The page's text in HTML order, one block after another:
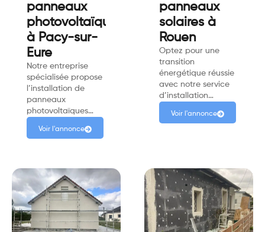
panneaux
photovoltaïques
à Pacy-sur-
Eure
Notre entreprise
spécialisée propose
l’installation de
panneaux
photovoltaïques…
Voir l'annonce
panneaux
solaires à
Rouen
Optez pour une
transition
énergétique réussie
avec notre service
d’installation…
Voir l'annonce